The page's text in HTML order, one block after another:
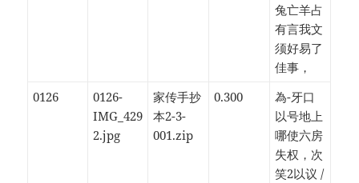
兔亡羊占
有言我文
须好易了
佳事，
0126
0126-
IMG_429
2.jpg
家传手抄
本2-3-
001.zip
0.300
為-牙口
以号地上
哪使六房
失权，次
笑2以议 /